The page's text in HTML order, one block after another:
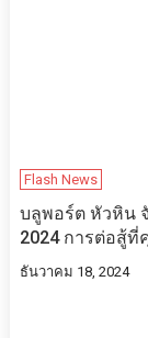
Flash News
บลูพอร์ต หัวหิน จั
2024 การต่อสู้
ธันวาคม 18, 2024